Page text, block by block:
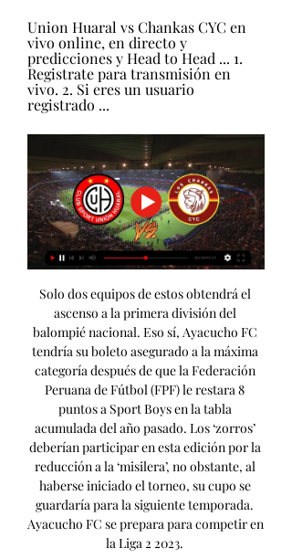
Union Huaral vs Chankas CYC en
vivo online, en directo y
predicciones y Head to Head ... 1.
Registrate para transmisión en
vivo. 2. Si eres un usuario
registrado ...
Solo dos equipos de estos obtendrá el
ascenso a la primera división del
balompié nacional. Eso sí, Ayacucho FC
tendría su boleto asegurado a la máxima
categoría después de que la Federación
Peruana de Fútbol (FPF) le restara 8
puntos a Sport Boys en la tabla
acumulada del año pasado. Los ‘zorros’
deberían participar en esta edición por la
reducción a la ‘misilera’, no obstante, al
haberse iniciado el torneo, su cupo se
guardaría para la siguiente temporada.
Ayacucho FC se prepara para competir en
la Liga 2 2023.